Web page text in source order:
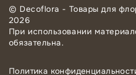
© Decoflora - Товары для
2026
При использовании
обязательна.
Политика